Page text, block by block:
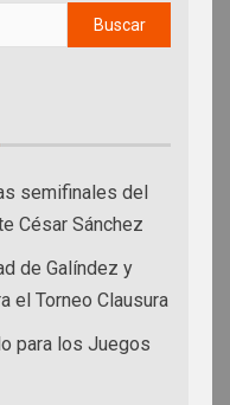
semifinales del
César Sánchez
de Galíndez y
el Torneo Clausura
para los Juegos